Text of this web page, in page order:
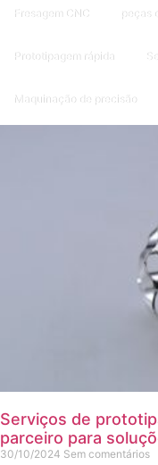
Fresagem CNC peças
Prototipagem rápida
Maquinação de precisão
Serviços de
parceiro para
30/10/2024 Sem comentários